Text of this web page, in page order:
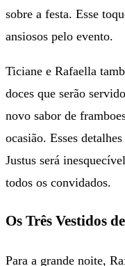
sobre a festa. Esse
ansiosos pelo evento.
Ticiane e Rafaella
doces que serão
novo sabor de
ocasião. Esses
Justus será
todos os convidados.
Os Três Vestidos
Para a grande noite,